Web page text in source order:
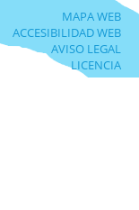
MAPA WEB
ACCESIBILIDAD WEB
AVISO LEGAL
LICENCIA